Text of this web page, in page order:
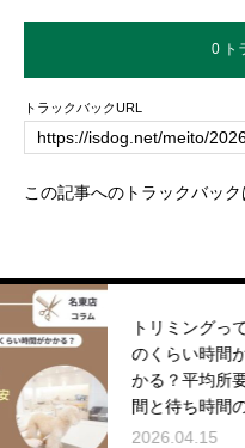
0 ト
トラックバックURL
この記事へのトラックバック
トリミングってど
のくらい時間がか
かる？平均所要時
間と待ち時間の目
安【名東店コラ
2026.04.15